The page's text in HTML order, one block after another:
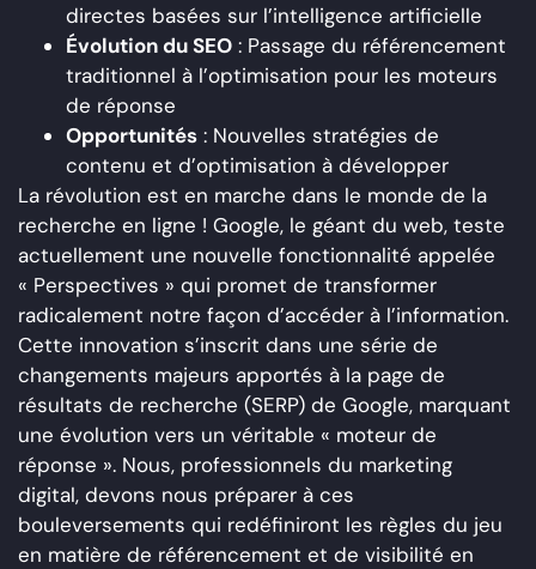
directes basées sur l’intelligence artificielle
Évolution du SEO : Passage du référencement
traditionnel à l’optimisation pour les moteurs
de réponse
Opportunités : Nouvelles stratégies de
contenu et d’optimisation à développer
La révolution est en marche dans le monde de la
recherche en ligne ! Google, le géant du web, teste
actuellement une nouvelle fonctionnalité appelée
« Perspectives » qui promet de transformer
radicalement notre façon d’accéder à l’information.
Cette innovation s’inscrit dans une série de
changements majeurs apportés à la page de
résultats de recherche (SERP) de Google, marquant
une évolution vers un véritable « moteur de
réponse ». Nous, professionnels du marketing
digital, devons nous préparer à ces
bouleversements qui redéfiniront les règles du jeu
en matière de référencement et de visibilité en